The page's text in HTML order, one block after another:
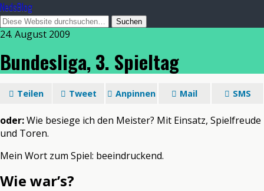
NedsBlog
24. August 2009
Bundesliga, 3. Spieltag
Teilen Tweet Anpinnen Mail SMS
oder:Wie besiege ich den Meister? Mit Einsatz, Spielfreude
und Toren.
Mein Wort zum Spiel: beeindruckend.
Wie war’s?